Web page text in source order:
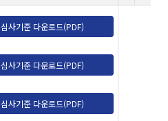
심사기준 다운로드(PDF)
심사기준 다운로드(PDF)
심사기준 다운로드(PDF)